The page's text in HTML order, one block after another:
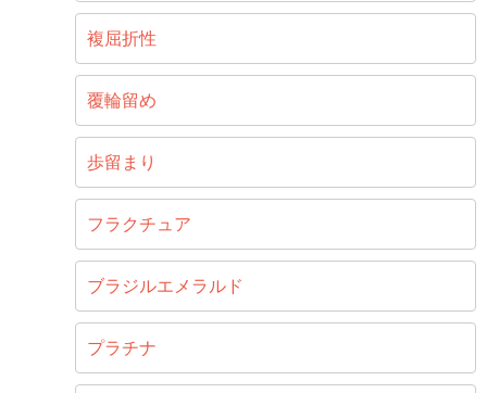
複屈折性
覆輪留め
歩留まり
フラクチュア
ブラジルエメラルド
プラチナ